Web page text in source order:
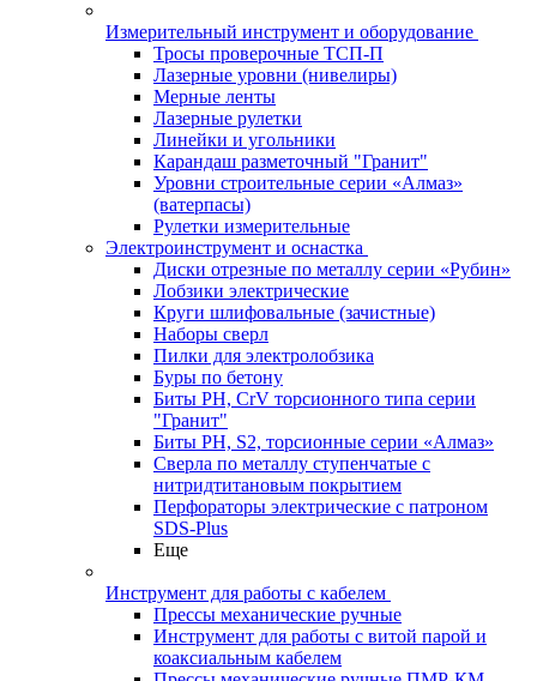
Измерительный инструмент и оборудование
Тросы проверочные ТСП-П
Лазерные уровни (нивелиры)
Мерные ленты
Лазерные рулетки
Линейки и угольники
Карандаш разметочный "Гранит"
Уровни строительные серии «Алмаз»
(ватерпасы)
Рулетки измерительные
Электроинструмент и оснастка
Диски отрезные по металлу серии «Рубин»
Лобзики электрические
Круги шлифовальные (зачистные)
Наборы сверл
Пилки для электролобзика
Буры по бетону
Биты PH, CrV торсионного типа серии
"Гранит"
Биты PH, S2, торсионные серии «Алмаз»
Сверла по металлу ступенчатые с
нитридтитановым покрытием
Перфораторы электрические с патроном
SDS-Plus
Еще
Инструмент для работы с кабелем
Прессы механические ручные
Инструмент для работы с витой парой и
коаксиальным кабелем